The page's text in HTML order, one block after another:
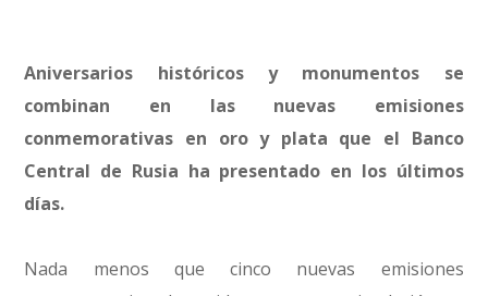
Aniversarios históricos y monumentos se
combinan en las nuevas emisiones
conmemorativas en oro y plata que el Banco
Central de Rusia ha presentado en los últimos
días.
Nada menos que cinco nuevas emisiones